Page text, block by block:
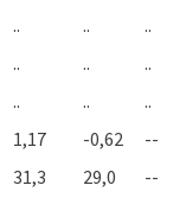
.. .. ..
.. .. ..
.. .. ..
1,17 -0,62 --
31,3 29,0 --